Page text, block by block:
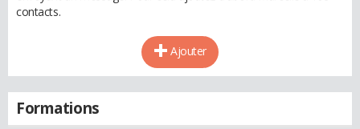
contacts.
Ajouter
Formations